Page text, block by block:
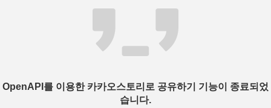
OpenAPI를 이용한 카카오스토리로 공유하기 기능이 종료되었
습니다.